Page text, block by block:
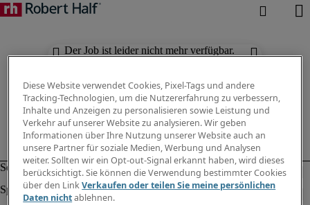
Der Job ist leider nicht mehr verfügbar.
Diese Website verwendet Cookies, Pixel-Tags und andere
Tracking-Technologien, um die Nutzererfahrung zu verbessern,
Inhalte und Anzeigen zu personalisieren sowie Leistung und
Verkehr auf unserer Website zu analysieren. Wir geben
Informationen über Ihre Nutzung unserer Website auch an
unsere Partner für soziale Medien, Werbung und Analysen
weiter. Sollten wir ein Opt-out-Signal erkannt haben, wird dieses
berücksichtigt. Sie können die Verwendung bestimmter Cookies
über den LinkVerkaufen oder teilen Sie meine persönlichen
Daten nichtablehnen.